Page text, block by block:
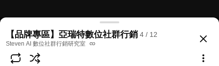
【Arere亞瑞特】數位社群行銷第一品牌&公司導覽《
@Steven-digitalsocial 8 likes 8.6K views
Subscribe
【品牌專區】亞瑞特數位社群行銷 4 / 12
Steven AI 數位社群行銷研究室